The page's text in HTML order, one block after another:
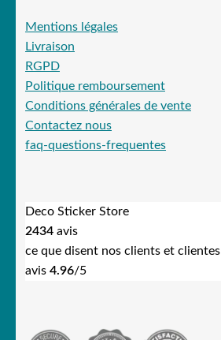
Mentions légales
Livraison
RGPD
Politique remboursement
Conditions générales de vente
Contactez nous
faq-questions-frequentes
Deco Sticker Store
2434 avis
ce que disent nos clients et clientes
avis 4.96/5